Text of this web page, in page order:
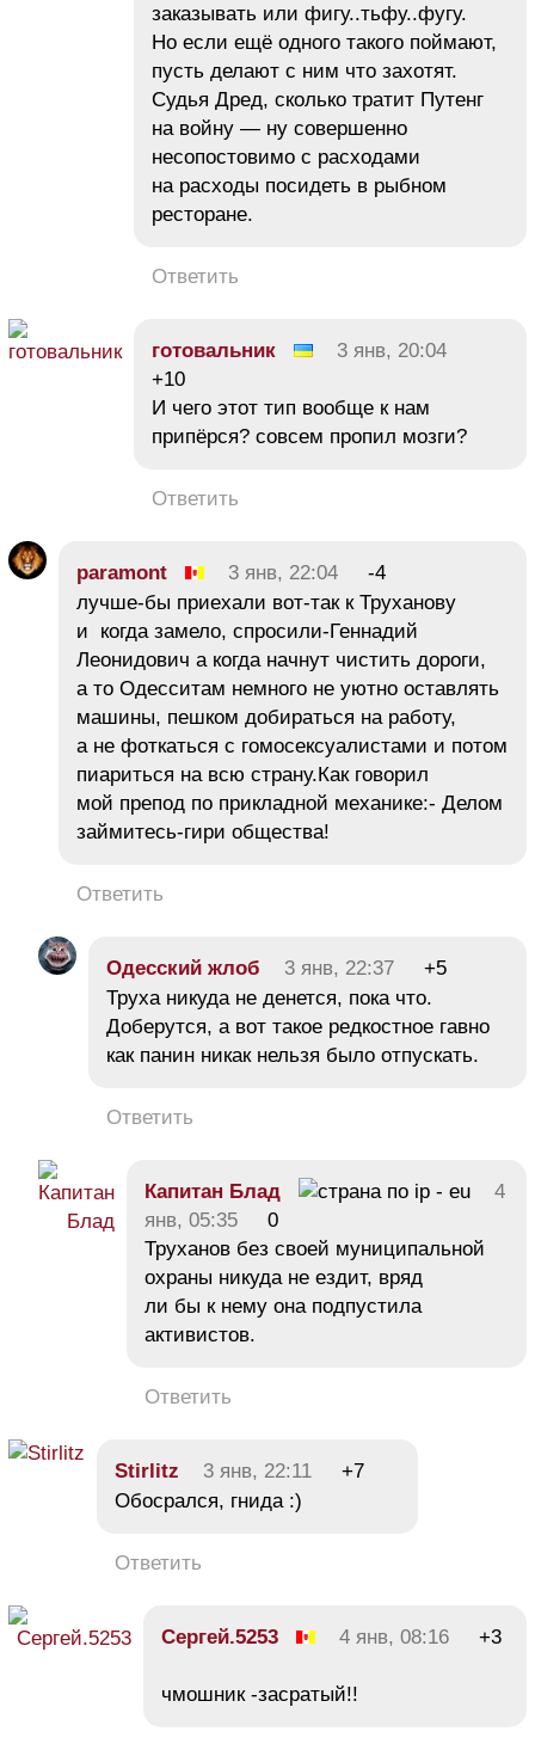
заказывать или фигу..тьфу..фугу.
Но если ещё одного такого поймают,
пусть делают с ним что захотят.
Судья Дред, сколько тратит Путенг
на войну — ну совершенно
несопостовимо с расходами
на расходы посидеть в рыбном
ресторане.
Ответить
готовальник
3 янв, 20:04
+10
И чего этот тип вообще к нам
припёрся? совсем пропил мозги?
Ответить
paramont 3 янв, 22:04
-4
лучше-бы приехали вот-так к Труханову
и когда замело, спросили-Геннадий
Леонидович а когда начнут чистить дороги,
а то Одесситам немного не уютно оставлять
машины, пешком добираться на работу,
а не фоткаться с гомосексуалистами и потом
пиариться на всю страну.Как говорил
мой препод по прикладной механике:- Делом
займитесь-гири общества!
Ответить
Одесский жлоб 3 янв, 22:37
+5
Труха никуда не денется, пока что.
Доберутся, а вот такое редкостное гавно
как панин никак нельзя было отпускать.
Ответить
Капитан Блад
4
янв, 05:35
0
Труханов без своей муниципальной
охраны никуда не ездит, вряд
ли бы к нему она подпустила
активистов.
Ответить
Stirlitz 3 янв, 22:11
+7
Обосрался, гнида :)
Ответить
Сергей.5253 4 янв, 08:16 +3
чмошник -засратый!!